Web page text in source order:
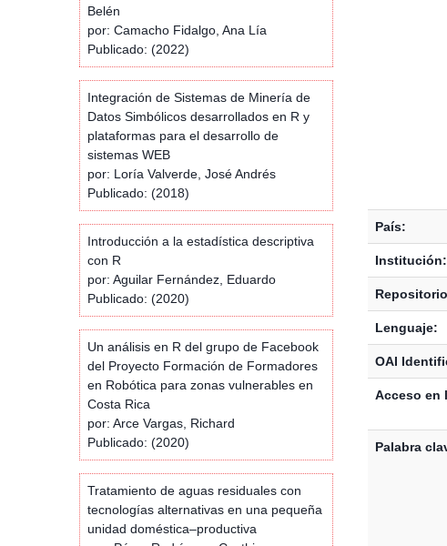
País:
Institución:
Lenguaje:
OAI
Acceso en
Palabra
Belén
por: Camacho Fidalgo, Ana Lía
Publicado: (2022)
Integración de Sistemas de Minería de
Datos Simbólicos desarrollados en R y
plataformas para el desarrollo de
sistemas WEB
por: Loría Valverde, José Andrés
Publicado: (2018)
Introducción a la estadística descriptiva
con R
por: Aguilar Fernández, Eduardo
Publicado: (2020)
Un análisis en R del grupo de Facebook
del Proyecto Formación de Formadores
en Robótica para zonas vulnerables en
Costa Rica
por: Arce Vargas, Richard
Publicado: (2020)
Tratamiento de aguas residuales con
tecnologías alternativas en una pequeña
unidad doméstica–productiva